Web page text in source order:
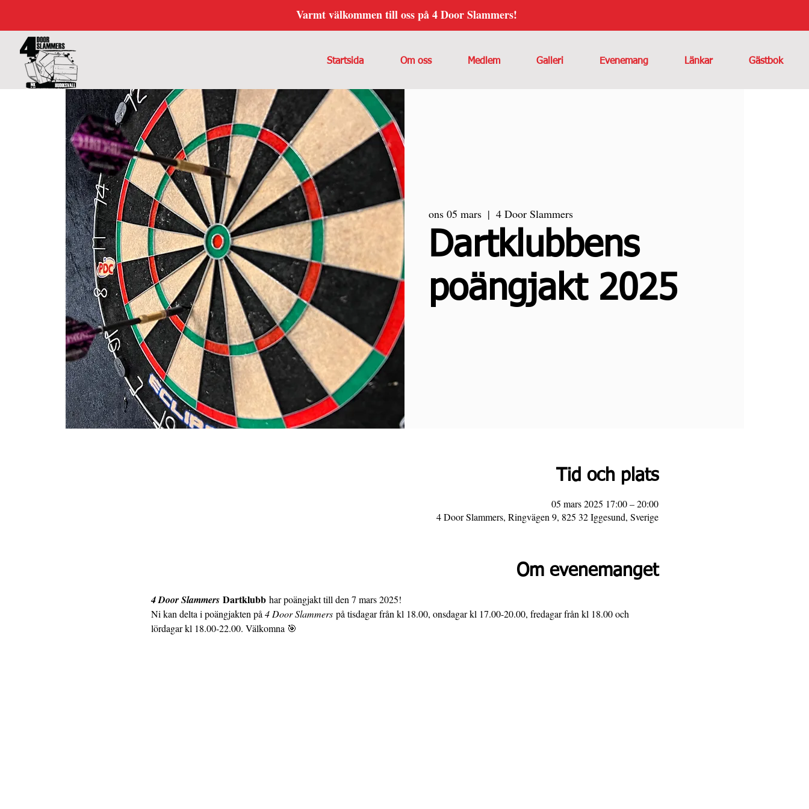
Varmt välkommen till oss på 4 Door Slammers!
Startsida Om oss Medlem Galleri Evenemang Länkar Gästbok
ons 05 mars
  |
4 Door Slammers
Dartklubbens
poängjakt 2025
Tid och plats
05 mars 2025 17:00 – 20:00
4 Door Slammers, Ringvägen 9, 825 32 Iggesund, Sverige
Om evenemanget
4 Door Slammers Dartklubb har poängjakt till den 7 mars 2025!
Ni kan delta i poängjakten på 4 Door Slammers på tisdagar från kl 18.00, onsdagar kl 17.00-20.00, fredagar från kl 18.00 och
lördagar kl 18.00-22.00. Välkomna 🎯